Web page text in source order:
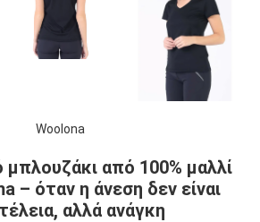
Woolona
μπλουζάκι από 100% μαλλί
– όταν η άνεση δεν είναι
αλλά ανάγκη